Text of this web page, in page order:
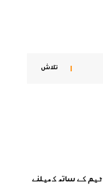
تلاش
پاکستان کا جنوبی کوریا کے خلاف آخری ٹیسٹ انڈر 21 ٹیم کے ساتھ کھیلنے